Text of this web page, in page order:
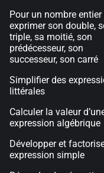
Pour un nombre entier
exprimer son double,
triple, sa moitié, son
prédécesseur, son
successeur, son carré
Simplifier des
littérales
Calculer la valeur
expression algébrique
Développer et
expression simple